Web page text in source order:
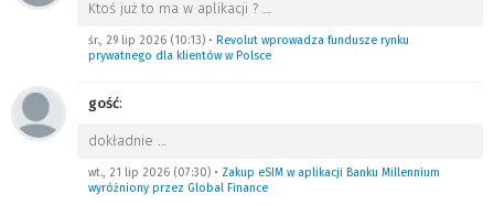
Ktoś już to ma w aplikacji ? …
śr., 29 lip 2026 (10:13) • Revolut wprowadza fundusze rynku
prywatnego dla klientów w Polsce
gość:
dokładnie …
wt., 21 lip 2026 (07:30) • Zakup eSIM w aplikacji Banku Millennium
wyróżniony przez Global Finance